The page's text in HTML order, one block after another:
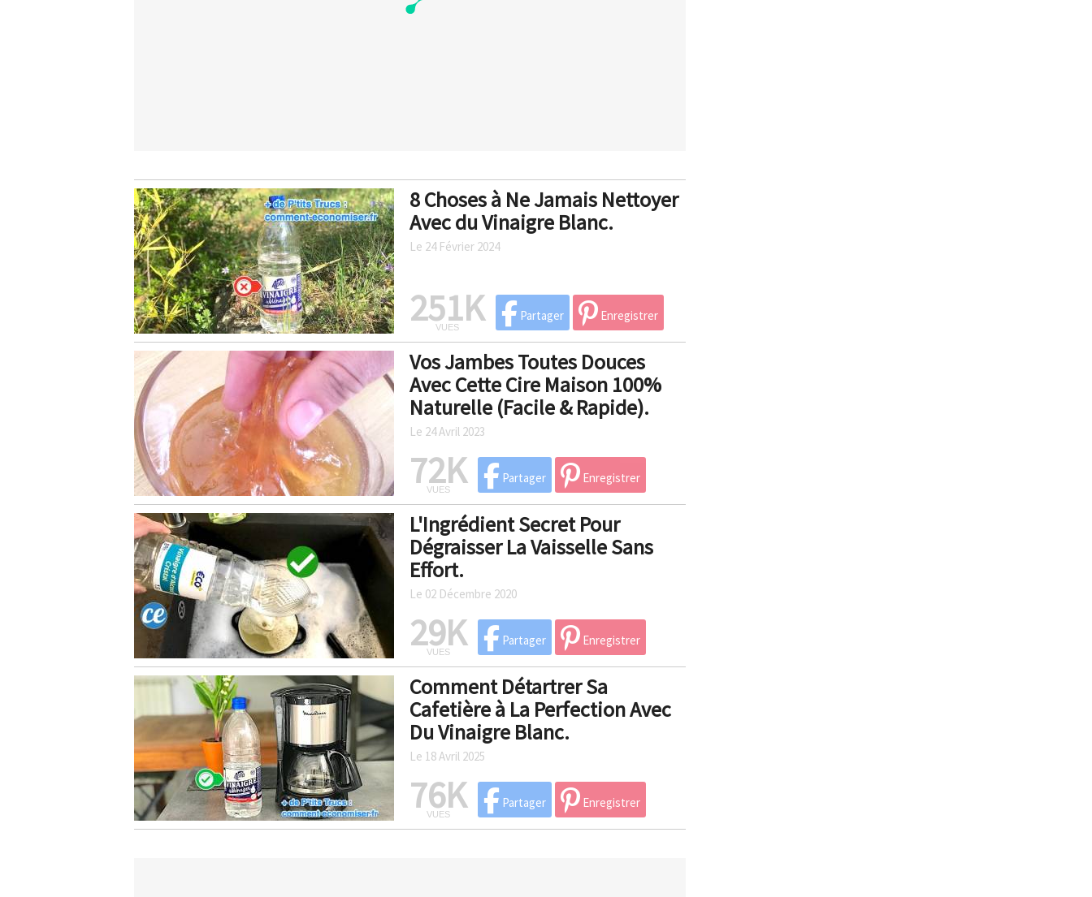
8 Choses à Ne Jamais Nettoyer
Avec du Vinaigre Blanc.
Le 24 Février 2024
251K
VUES
Partager Enregistrer
Vos Jambes Toutes Douces
Avec Cette Cire Maison 100%
Naturelle (Facile & Rapide).
Le 24 Avril 2023
72K
VUES
Partager Enregistrer
L'Ingrédient Secret Pour
Dégraisser La Vaisselle Sans
Effort.
Le 02 Décembre 2020
29K
VUES
Partager Enregistrer
Comment Détartrer Sa
Cafetière à La Perfection Avec
Du Vinaigre Blanc.
Le 18 Avril 2025
76K
VUES
Partager Enregistrer